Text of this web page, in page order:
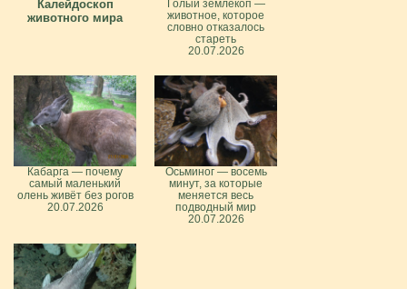
Калейдоскоп
животного мира
Голый землекоп —
животное, которое
словно отказалось
стареть
20.07.2026
Кабарга — почему
самый маленький
олень живёт без рогов
20.07.2026
Осьминог — восемь
минут, за которые
меняется весь
подводный мир
20.07.2026